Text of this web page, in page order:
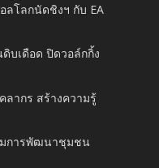
ลโลกนัดชิงฯ กับ EA
บเดือด ปิดวอล์กกิ้ง
ากร สร้างความรู้
มการพัฒนาชุมชน